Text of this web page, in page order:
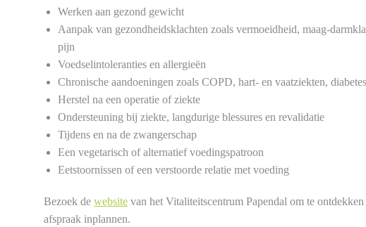
Werken aan gezond gewicht
Aanpak van gezondheidsklachten zoals vermoeidheid, maag-
pijn
Voedselintoleranties en allergieën
Chronische aandoeningen zoals COPD, hart- en vaatziekten,
Herstel na een operatie of ziekte
Ondersteuning bij ziekte, langdurige blessures en revalidatie
Tijdens en na de zwangerschap
Een vegetarisch of alternatief voedingspatroon
Eetstoornissen of een verstoorde relatie met voeding
Bezoek de website van het Vitaliteitscentrum Papendal om te
afspraak inplannen.